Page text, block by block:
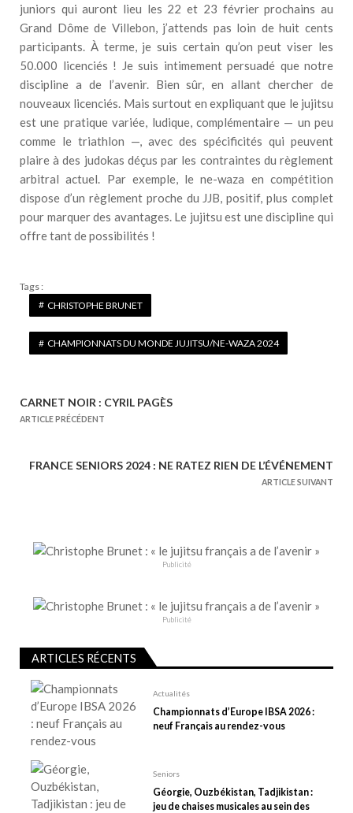
juniors qui auront lieu les 22 et 23 février prochains au
Grand Dôme de Villebon, j’attends pas loin de huit cents
participants. À terme, je suis certain qu’on peut viser les
50.000 licenciés ! Je suis intimement persuadé que notre
discipline a de l’avenir. Bien sûr, en allant chercher de
nouveaux licenciés. Mais surtout en expliquant que le jujitsu
est une pratique variée, ludique, complémentaire — un peu
comme le triathlon —, avec des spécificités qui peuvent
plaire à des judokas déçus par les contraintes du règlement
arbitral actuel. Par exemple, le ne-waza en compétition
dispose d’un règlement proche du JJB, positif, plus complet
pour marquer des avantages. Le jujitsu est une discipline qui
offre tant de possibilités !
Tags :
CHRISTOPHE BRUNET
CHAMPIONNATS DU MONDE JUJITSU/NE-WAZA 2024
N
CARNET NOIR : CYRIL PAGÈS
ARTICLE PRÉCÉDENT
FRANCE SENIORS 2024 : NE RATEZ RIEN DE L’ÉVÉNEMENT
ARTICLE SUIVANT
Publicité
Publicité
ARTICLES RÉCENTS
Actualités
Championnats d’Europe IBSA 2026 :
neuf Français au rendez-vous
Seniors
Géorgie, Ouzbékistan, Tadjikistan :
jeu de chaises musicales au sein des